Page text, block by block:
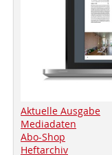
Aktuelle Ausgabe
Mediadaten
Abo-Shop
Heftarchiv